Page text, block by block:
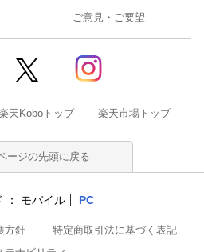
ご意見・ご要望
天Koboトップ 楽天市場トップ
ージの先頭に戻る
モバイル PC
方針
特定商取引法に基づく表記